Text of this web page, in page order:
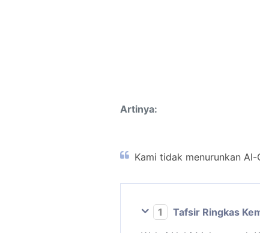
Artinya:
Kami tidak menurunkan
1
Tafsir Ringkas